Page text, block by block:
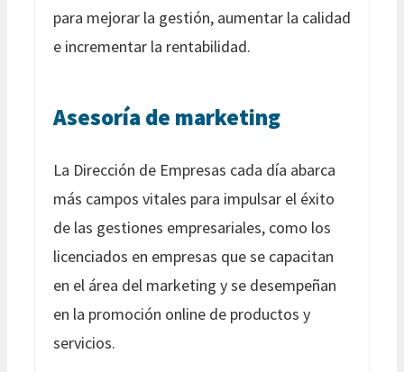
para mejorar la gestión, aumentar la calidad
e incrementar la rentabilidad.
Asesoría de marketing
La Dirección de Empresas cada día abarca
más campos vitales para impulsar el éxito
de las gestiones empresariales, como los
licenciados en empresas que se capacitan
en el área del marketing y se desempeñan
en la promoción online de productos y
servicios.